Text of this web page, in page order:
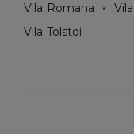
Vila Romana
Vila Tolstoi